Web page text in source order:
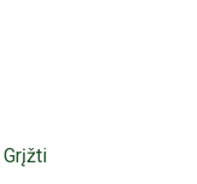
Grįžti